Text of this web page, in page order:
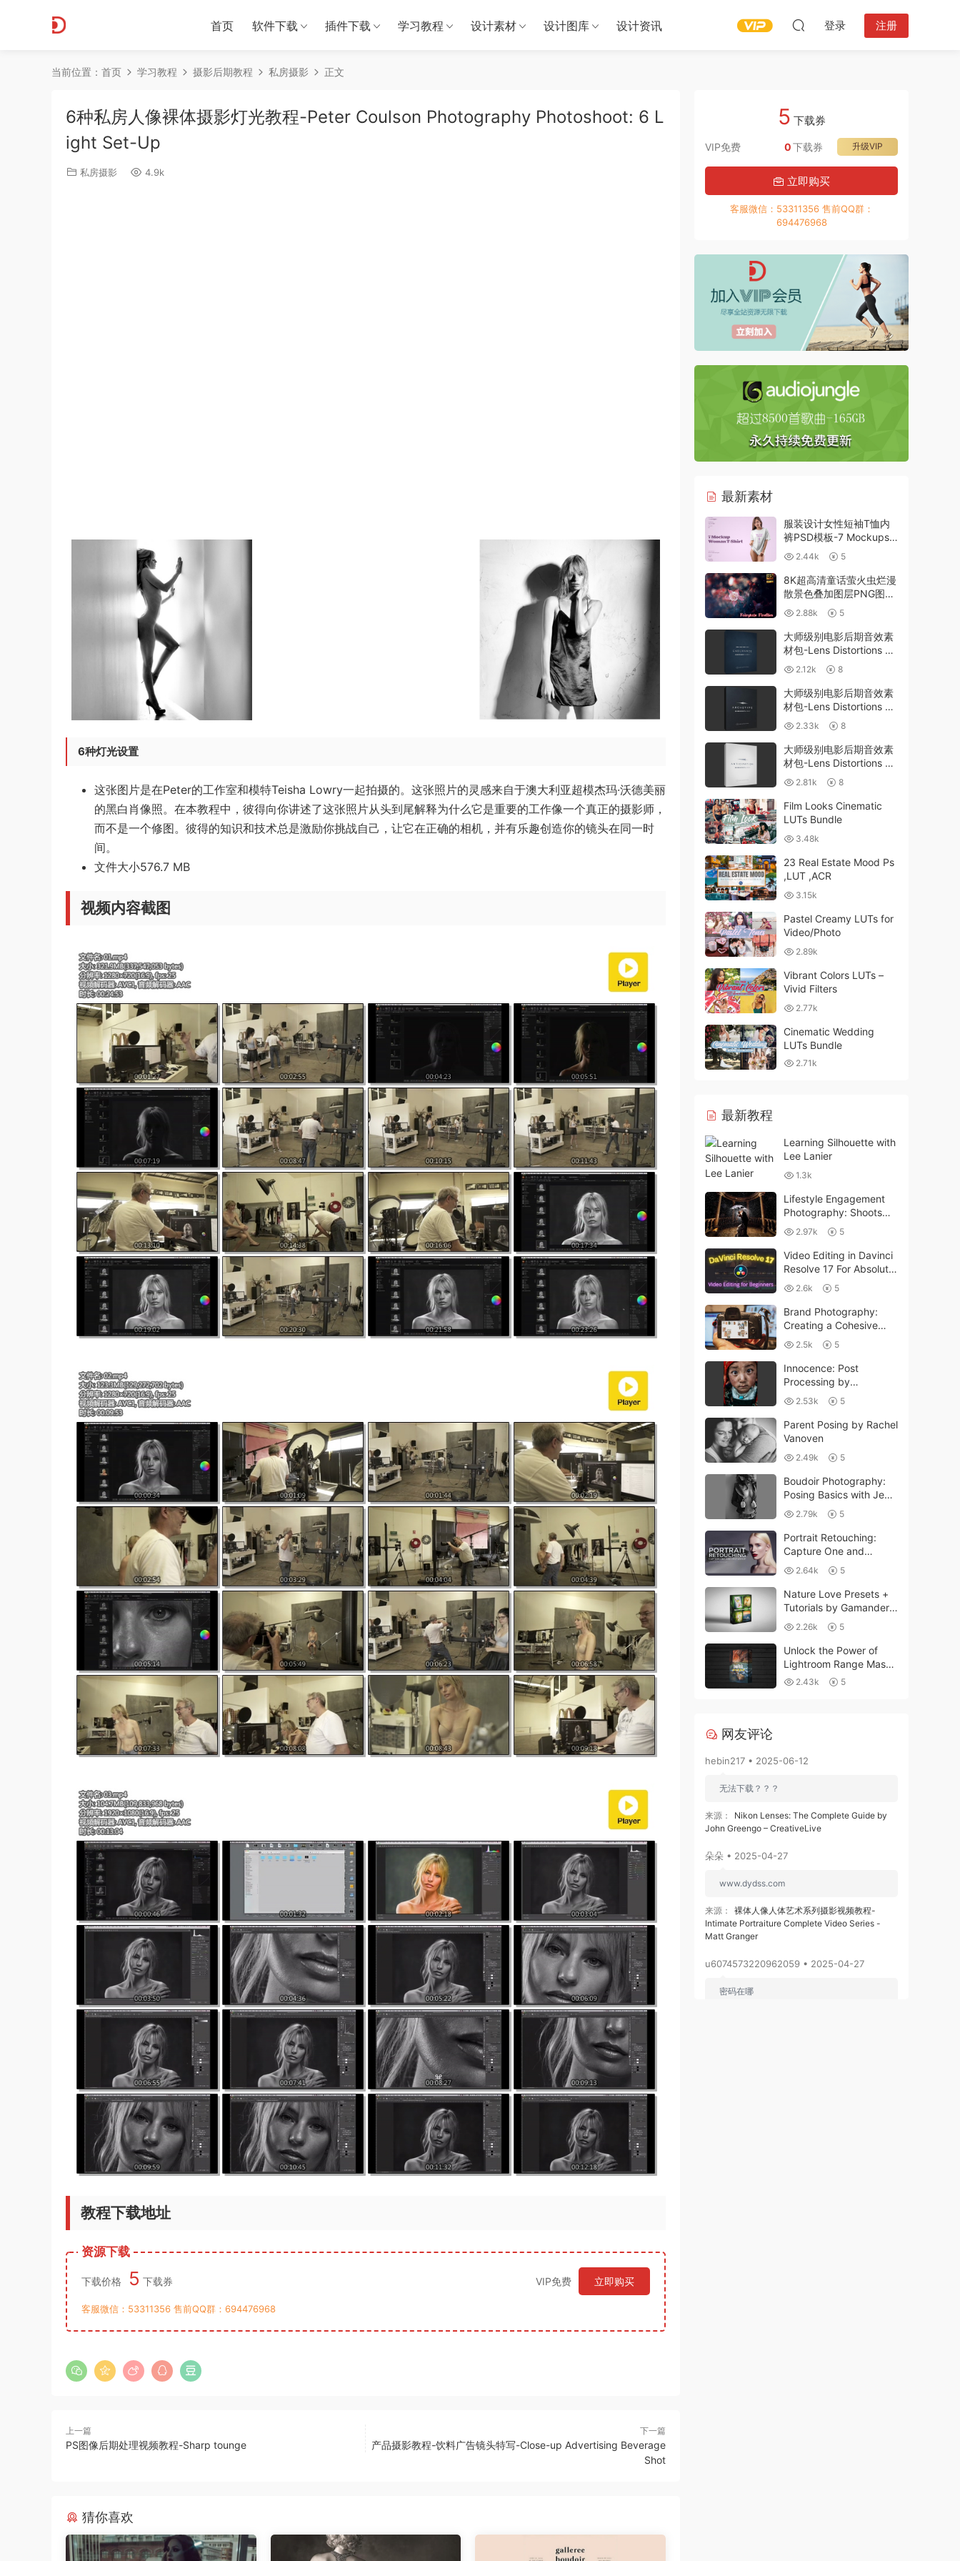
首页 软件下载 插件下载 学习教程 设计素材 设计图库 设计资讯 登录 注册
当前位置： 首页 学习教程 摄影后期教程 私房摄影 正文
6种私房人像裸体摄影灯光教程-Peter Coulson Photography Photoshoot: 6 L
ight Set-Up
私房摄影 4.9k
6种灯光设置
这张图片是在Peter的工作室和模特Teisha Lowry一起拍摄的。这张照片的灵感来自于澳大利亚超模杰玛·沃德美丽
的黑白肖像照。在本教程中，彼得向你讲述了这张照片从头到尾解释为什么它是重要的工作像一个真正的摄影师，
而不是一个修图。彼得的知识和技术总是激励你挑战自己，让它在正确的相机，并有乐趣创造你的镜头在同一时
间。
文件大小576.7 MB
视频内容截图
教程下载地址
资源下载
下载价格 5 下载券 VIP免费 立即购买
客服微信：53311356 售前QQ群：694476968
上一篇
PS图像后期处理视频教程-Sharp tounge
下一篇
产品摄影教程-饮料广告镜头特写-Close-up Advertising Beverage
Shot
猜你喜欢
5 下载券
VIP免费 升级VIP
0下载券
立即购买
客服微信：53311356 售前QQ群：
694476968
最新素材
服装设计女性短袖T恤内
裤PSD模板-7 Mockups
Woman T-Shirt Oversize
2.44k 5
8K超高清童话萤火虫烂漫
散景色叠加图层PNG图
片-8K Fairytale Fireflies
Overlays
2.88k 5
大师级别电影后期音效素
材包-Lens Distortions –
ENDURANCE SFX
2.12k 8
大师级别电影后期音效素
材包-Lens Distortions –
Archetype SFX
2.33k 8
大师级别电影后期音效素
材包-Lens Distortions –
ANTICIPATION SFX
2.81k 8
Film Looks Cinematic
LUTs Bundle
3.48k
23 Real Estate Mood Ps
,LUT ,ACR
3.15k
Pastel Creamy LUTs for
Video/Photo
2.89k
Vibrant Colors LUTs –
Vivid Filters
2.77k
Cinematic Wedding
LUTs Bundle
2.71k
最新教程
Learning Silhouette with
Lee Lanier
1.3k
Lifestyle Engagement
Photography: Shoots
that Work with Ryan
Brenizer
2.97k 5
Video Editing in Davinci
Resolve 17 For Absolute
Beginners with GoFig
Trainings
2.6k 5
Brand Photography:
Creating a Cohesive
Look Across Platforms
with Fynn Badgley
2.5k 5
Innocence: Post
Processing by
Alessandro Bergamini
2.53k 5
Parent Posing by Rachel
Vanoven
2.49k 5
Boudoir Photography:
Posing Basics with Jen
Rozenbaum
2.79k 5
Portrait Retouching:
Capture One and
Photoshop with Quentin
Decaillet
2.64k 5
Nature Love Presets +
Tutorials by Gamander
López
2.26k 5
Unlock the Power of
Lightroom Range Masks
to Create Powerful
2.43k 5
网友评论
hebin217 • 2025-06-12
无法下载？？？
来源：
Nikon Lenses: The Complete Guide by
John Greengo – CreativeLive
朵朵 • 2025-04-27
www.dydss.com
来源：
裸体人像人体艺术系列摄影视频教程-
Intimate Portraiture Complete Video Series -
Matt Granger
u6074573220962059 • 2025-04-27
密码在哪